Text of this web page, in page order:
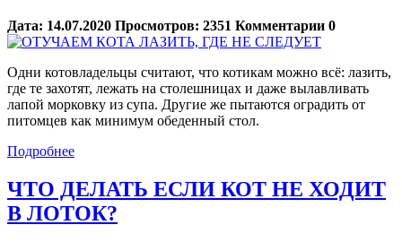
Дата: 14.07.2020 Просмотров: 2351 Комментарии 0
Одни котовладельцы считают, что котикам можно всё: лазить,
где те захотят, лежать на столешницах и даже вылавливать
лапой морковку из супа. Другие же пытаются оградить от
питомцев как минимум обеденный стол.
Подробнее
ЧТО ДЕЛАТЬ ЕСЛИ КОТ НЕ ХОДИТ
В ЛОТОК?